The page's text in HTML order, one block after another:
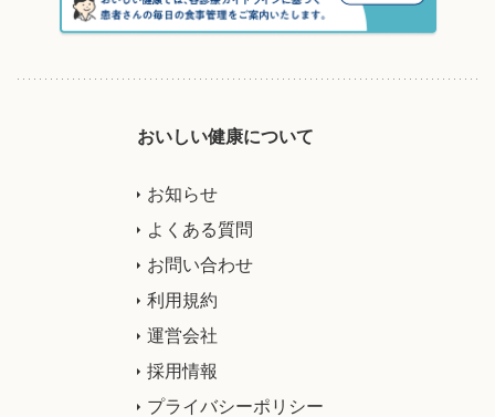
おいしい健康について
お知らせ
よくある質問
お問い合わせ
利用規約
運営会社
採用情報
プライバシーポリシー